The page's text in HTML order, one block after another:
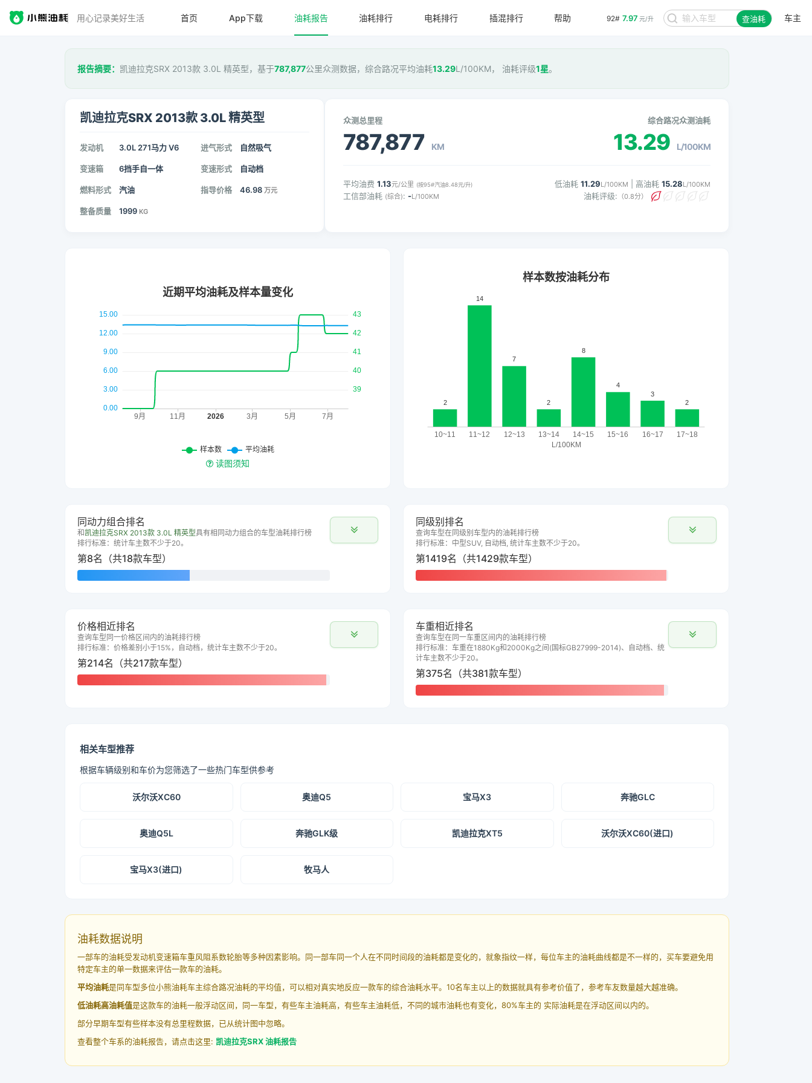
用心记录美好生活 92# 7.97 元/升 查油耗 车主
首页 App下载 油耗报告 油耗排行 电耗排行 插混排行 帮助
报告摘要： 凯迪拉克SRX 2013款 3.0L 精英型，基于787,877公里众测数据，综合路况平均油耗13.29L/100KM， 油耗评级1星。
凯迪拉克SRX 2013款 3.0L 精英型
发动机 3.0L 271马力 V6 进气形式 自然吸气
变速箱 6挡手自一体 变速形式 自动档
燃料形式 汽油 指导价格 46.98 万元
整备质量 1999 KG
众测总里程
787,877 KM
综合路况众测油耗
13.29 L/100KM
平均油费 1.13元/公里 (按95#汽油8.48元/升)
工信部油耗 (综合): -L/100KM
低油耗 11.29L/100KM | 高油耗 15.28L/100KM
油耗评级: （0.8分）
读图须知
同动力组合排名
和 凯迪拉克SRX 2013款 3.0L 精英型具有相同动力组合的车型油耗排行榜
排行标准：统计车主数不少于20。
第8名（共18款车型）
同级别排名
查询车型在同级别车型内的油耗排行榜
排行标准：中型SUV, 自动档, 统计车主数不少于20。
第1419名（共1429款车型）
价格相近排名
查询车型同一价格区间内的油耗排行榜
排行标准：价格差别小于15%，自动档，统计车主数不少于20。
第214名（共217款车型）
车重相近排名
查询车型在同一车重区间内的油耗排行榜
排行标准：车重在1880Kg和2000Kg之间(国标GB27999-2014)、自动档、统
计车主数不少于20。
第375名（共381款车型）
相关车型推荐
根据车辆级别和车价为您筛选了一些热门车型供参考
沃尔沃XC60 奥迪Q5 宝马X3 奔驰GLC
奥迪Q5L 奔驰GLK级 凯迪拉克XT5 沃尔沃XC60(进口)
宝马X3(进口) 牧马人
油耗数据说明
一部车的油耗受发动机变速箱车重风阻系数轮胎等多种因素影响。同一部车同一个人在不同时间段的油耗都是变化的，就象指纹一样，每位车主的油耗曲线都是不一样的，买车要避免用
特定车主的单一数据来评估一款车的油耗。
平均油耗是同车型多位小熊油耗车主综合路况油耗的平均值，可以相对真实地反应一款车的综合油耗水平。10名车主以上的数据就具有参考价值了，参考车友数量越大越准确。
低油耗高油耗值是这款车的油耗一般浮动区间，同一车型，有些车主油耗高，有些车主油耗低，不同的城市油耗也有变化，80%车主的 实际油耗是在浮动区间以内的。
部分早期车型有些样本没有总里程数据，已从统计图中忽略。
查看整个车系的油耗报告，请点击这里: 凯迪拉克SRX 油耗报告